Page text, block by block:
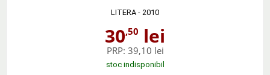
LITERA - 2010
30,50 lei
PRP: 39,10 lei
stoc indisponibil